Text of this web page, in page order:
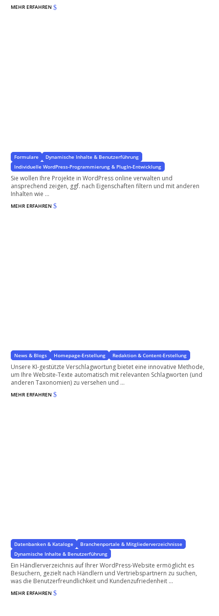
MEHR ERFAHREN$
Formulare
Dynamische Inhalte & Benutzerführung
Individuelle WordPress-Programmierung & PlugIn-Entwicklung
Sie wollen Ihre Projekte in WordPress online verwalten und
ansprechend zeigen, ggf. nach Eigenschaften filtern und mit anderen
Inhalten wie ...
MEHR ERFAHREN$
News & Blogs Homepage-Erstellung Redaktion & Content-Erstellung
Unsere KI-gestützte Verschlagwortung bietet eine innovative Methode,
um Ihre Website-Texte automatisch mit relevanten Schlagworten (und
anderen Taxonomien) zu versehen und ...
MEHR ERFAHREN$
Datenbanken & Kataloge
Branchenportale & Mitgliederverzeichnisse
Dynamische Inhalte & Benutzerführung
Ein Händlerverzeichnis auf Ihrer WordPress-Website ermöglicht es
Besuchern, gezielt nach Händlern und Vertriebspartnern zu suchen,
was die Benutzerfreundlichkeit und Kundenzufriedenheit ...
MEHR ERFAHREN$